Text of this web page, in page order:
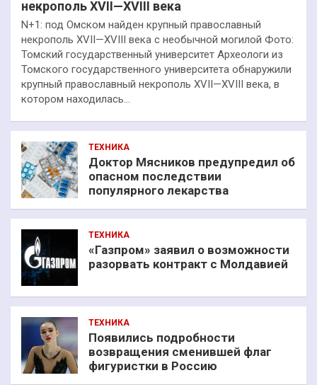
некрополь XVII—XVIII века
N+1: под Омском найден крупный православный
некрополь XVII—XVIII века с необычной могилой Фото:
Томский государственный университет Археологи из
Томского государственного университета обнаружили
крупный православный некрополь XVII—XVIII века, в
котором находилась…
ТЕХНИКА
Доктор Мясников предупредил об
опасном последствии
популярного лекарства
ТЕХНИКА
«Газпром» заявил о возможности
разорвать контракт с Молдавией
ТЕХНИКА
Появились подробности
возвращения сменившей флаг
фигуристки в Россию